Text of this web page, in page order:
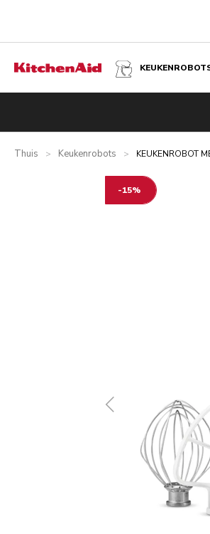
Thuis > Keukenrobots > KEUKENROBOT
-15%